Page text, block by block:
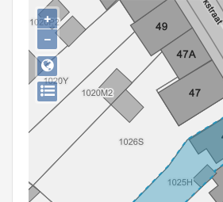
Gebeurtenis
Persoon of collectief
Downloads
Hergebruik
+
−